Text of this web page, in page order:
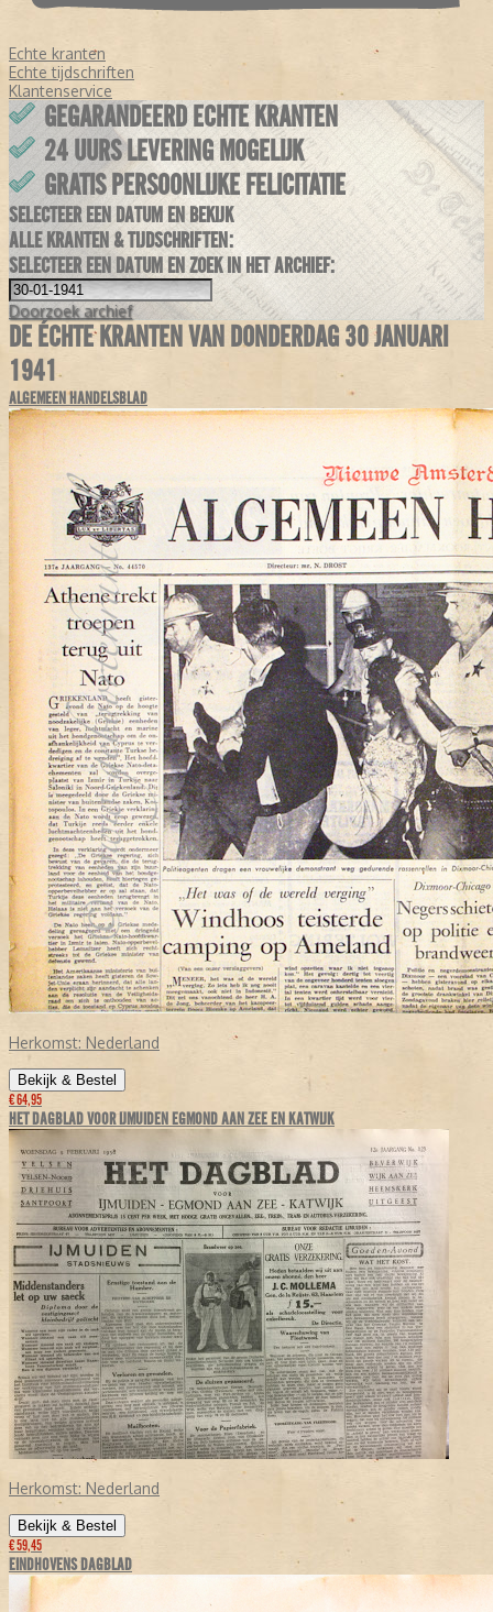
Echte kranten
Echte tijdschriften
Klantenservice
GEGARANDEERD ECHTE KRANTEN
24 UURS LEVERING MOGELIJK
GRATIS PERSOONLIJKE FELICITATIE
SELECTEER EEN DATUM EN BEKIJK
ALLE KRANTEN & TIJDSCHRIFTEN:
SELECTEER EEN DATUM EN ZOEK IN HET ARCHIEF:
Doorzoek archief
DE ÉCHTE KRANTEN VAN DONDERDAG 30 JANUARI
1941
ALGEMEEN HANDELSBLAD
Herkomst: Nederland
Bekijk & Bestel
€ 64,95
HET DAGBLAD VOOR IJMUIDEN EGMOND AAN ZEE EN KATWIJK
Herkomst: Nederland
Bekijk & Bestel
€ 59,45
EINDHOVENS DAGBLAD